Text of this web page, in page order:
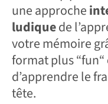
une approche
ludiquede
votre mémoire
format plus
d’apprendre le
tête.